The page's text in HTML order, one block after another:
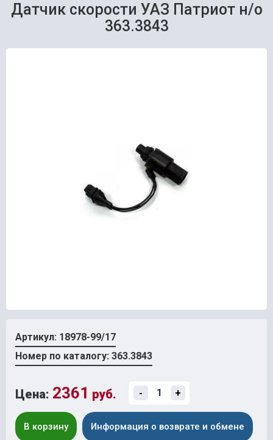
Датчик скорости УАЗ Патриот н/о
363.3843
Артикул: 18978-99/17
Номер по каталогу: 363.3843
Цена: 2361 руб. - +
В корзину Информация о возврате и обмене